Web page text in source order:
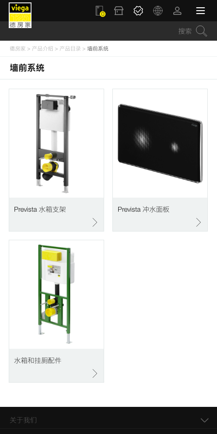
0
德房家 > 产品介绍 > 产品目录 >墙前系统
墙前系统
Prevista 水箱支架 Prevista 冲水面板
水箱和挂厕配件
关于我们